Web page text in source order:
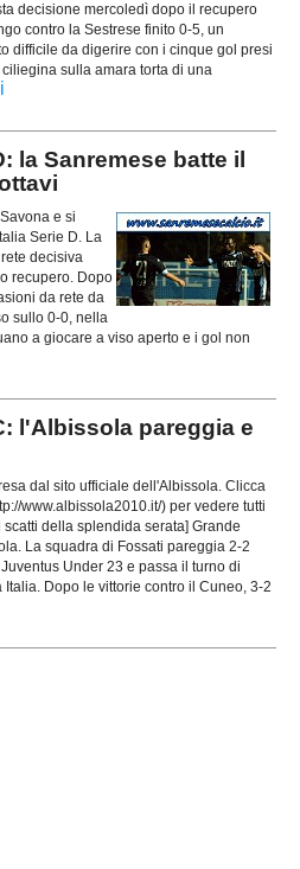
decisione mercoledì dopo il recupero
contro la Sestrese finito 0-5, un
difficile da digerire con i cinque gol presi
sulla amara torta di una
la Sanremese batte il
e si
Serie D. La
decisiva
recupero. Dopo
da rete da
sullo 0-0, nella
a giocare a viso aperto e i gol non
l'Albissola pareggia e
dal sito ufficiale dell'Albissola. Clicca
www.albissola2010.it/) per vedere tutti
scatti della splendida serata] Grande
La squadra di Fossati pareggia 2-2
Under 23 e passa il turno di
Italia. Dopo le vittorie contro il Cuneo, 3-2